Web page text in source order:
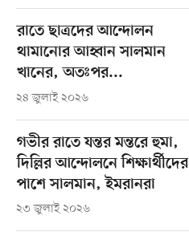
রাতে ছাত্রদের আন্দোলন
থামানোর আহ্বান সালমান
খানের, অতঃপর...
২৪ জুলাই ২০২৬
গভীর রাতে যন্তর মন্তরে হুমা,
দিল্লির আন্দোলনে শিক্ষার্থীদের
পাশে সালমান, ইমরানরা
২৩ জুলাই ২০২৬